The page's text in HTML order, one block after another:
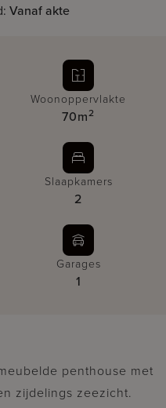
Vanaf akte
Woonoppervlakte
70m2
Slaapkamers
2
Garages
1
penthouse met
zijdelings zeezicht.